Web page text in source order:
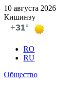
10 августа 2026
Кишинэу
RO
RU
Общество